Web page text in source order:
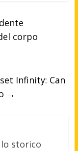
corpo
Infinity: Can
→
storico